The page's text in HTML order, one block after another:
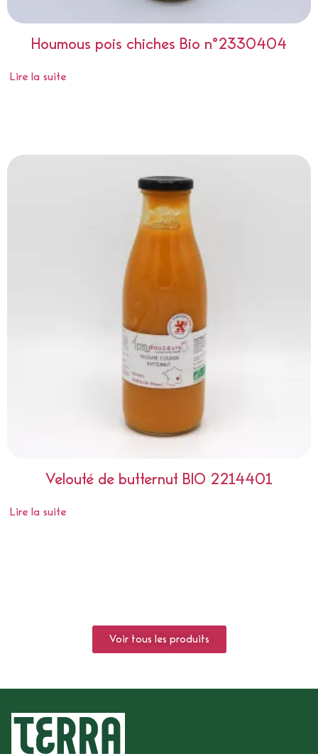
Houmous pois chiches Bio n°2330404
Lire la suite
Velouté de butternut BIO 2214401
Lire la suite
Voir tous les produits